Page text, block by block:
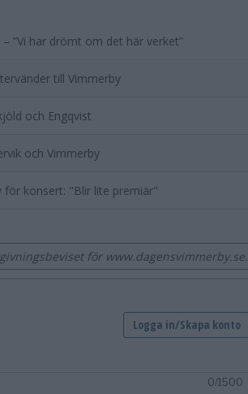
”Vi har drömt om det här verket”
till Vimmerby
och Engqvist
och Vimmerby
för konsert: "Blir lite premiär"
för www.dagensvimmerby.se.